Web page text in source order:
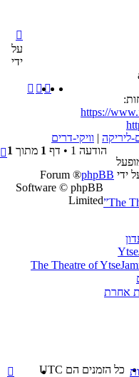
דיווחציטוט
על
ידי
https://
ליריקה| וויקי-דרים
הודעה 1 • דף 1מתוך 1
אחרת
כל הזמנים הם UTC
ידי phpBB
® Forum
Software © phpBB
Limited